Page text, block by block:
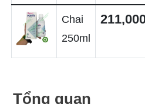
Chai
250ml
Tổng quan